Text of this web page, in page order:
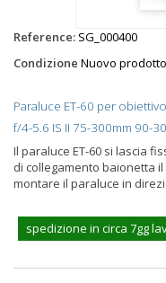
Reference: SG_000400
Condizione Nuovo prodotto
Paraluce ET-60 per
f/4-5.6 IS II 75-300mm 90-
Il paraluce ET-60 si lascia
di collegamento baionetta
montare il paraluce in
spedizione in circa 7gg